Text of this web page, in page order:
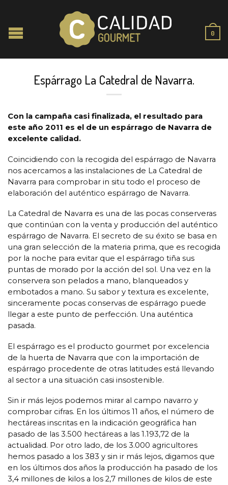
0
Espárrago La Catedral de Navarra.
Con la campaña casi finalizada, el resultado para
este año 2011 es el de un espárrago de Navarra de
excelente calidad.
Coincidiendo con la recogida del espárrago de Navarra
nos acercamos a las instalaciones de La Catedral de
Navarra para comprobar in situ todo el proceso de
elaboración del auténtico espárrago de Navarra.
La Catedral de Navarra es una de las pocas conserveras
que continúan con la venta y producción del auténtico
espárrago de Navarra. El secreto de su éxito se basa en
una gran selección de la materia prima, que es recogida
por la noche para evitar que el espárrago tiña sus
puntas de morado por la acción del sol. Una vez en la
conservera son pelados a mano, blanqueados y
embotados a mano. Su sabor y textura es excelente,
sinceramente pocas conservas de espárrago puede
llegar a este punto de perfección. Una auténtica
pasada.
El espárrago es el producto gourmet por excelencia
de la huerta de Navarra que con la importación de
espárrago procedente de otras latitudes está llevando
al sector a una situación casi insostenible.
Sin ir más lejos podemos mirar al campo navarro y
comprobar cifras. En los últimos 11 años, el número de
hectáreas inscritas en la indicación geográfica han
pasado de las 3.500 hectáreas a las 1.193,72 de la
actualidad. Por otro lado, de los 3.000 agricultores
hemos pasado a los 383 y sin ir más lejos, digamos que
en los últimos dos años la producción ha pasado de los
3,4 millones de kilos a los 2,7 millones de kilos de este